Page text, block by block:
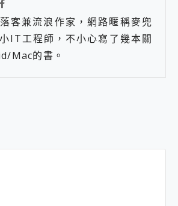
客兼流浪作家，網路暱稱麥兜
IT工程師，不小心寫了幾本關
Mac的書。